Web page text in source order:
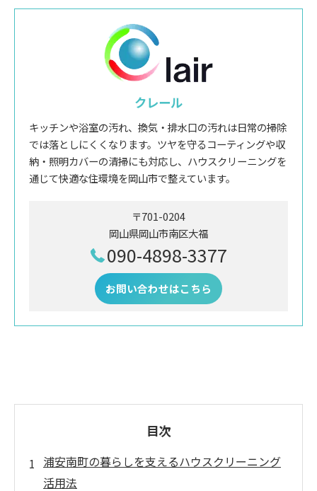
クレール
キッチンや浴室の汚れ、換気・排水口の汚れは日常の掃除
では落としにくくなります。ツヤを守るコーティングや収
納・照明カバーの清掃にも対応し、ハウスクリーニングを
通じて快適な住環境を岡山市で整えています。
〒701-0204
岡山県岡山市南区大福
090-4898-3377
お問い合わせはこちら
目次
浦安南町の暮らしを支えるハウスクリーニング
活用法